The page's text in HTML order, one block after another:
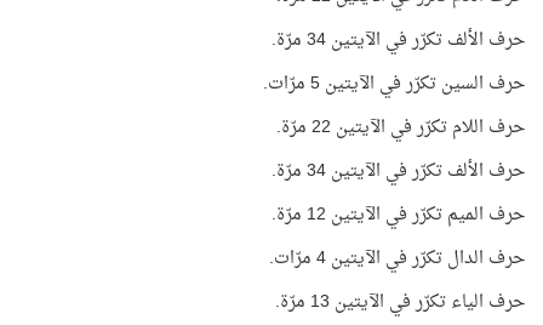
حرف الألف تكرّر في الآيتين 34 مرّة.
حرف السين تكرّر في الآيتين 5 مرّات.
حرف اللام تكرّر في الآيتين 22 مرّة.
حرف الألف تكرّر في الآيتين 34 مرّة.
حرف الميم تكرّر في الآيتين 12 مرّة.
حرف الدال تكرّر في الآيتين 4 مرّات.
حرف الياء تكرّر في الآيتين 13 مرّة.